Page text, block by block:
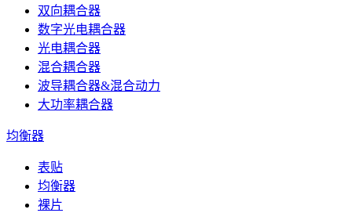
双向耦合器
数字光电耦合器
光电耦合器
混合耦合器
波导耦合器&混合动力
大功率耦合器
均衡器
表贴
均衡器
裸片